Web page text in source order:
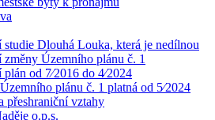
studie Dlouhá Louka, která je nedílnou
změny Územního plánu č. 1
od 7⁄2016 do 4⁄2024
plánu č. 1 platná od 5⁄2024
přeshraniční vztahy
o.p.s.